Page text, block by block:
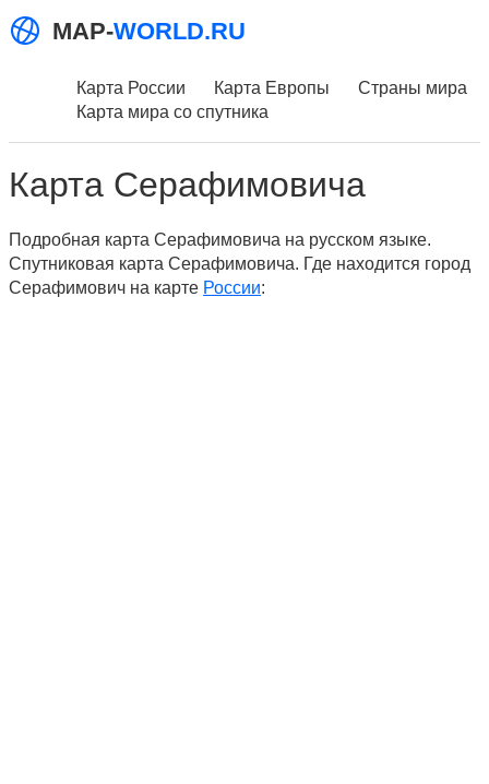
MAP-WORLD.RU
Карта России Карта Европы
Страны мира
Карта мира со спутника
Карта Серафимовича
Подробная карта Серафимовича на русском языке.
Спутниковая карта Серафимовича. Где находится город
Серафимович на карте России: